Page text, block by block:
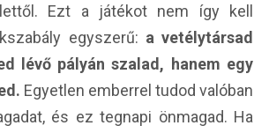
Ezt a játékot nem így kell
egyszerű: a vetélytársad
lévő pályán szalad, hanem egy
Egyetlen emberrel tudod valóban
és ez tegnapi önmagad. Ha